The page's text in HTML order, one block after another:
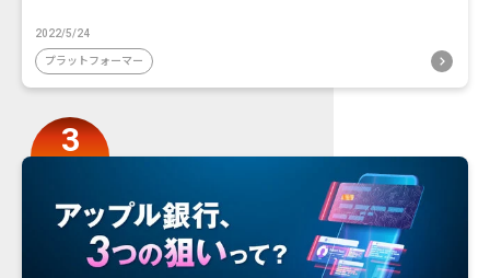
2022/5/24
プラットフォーマー